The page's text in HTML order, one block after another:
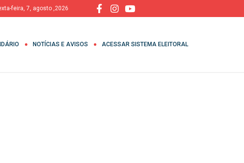
feira, 7, agosto ,2026
NOTÍCIAS E AVISOS ACESSAR SISTEMA ELEITORAL